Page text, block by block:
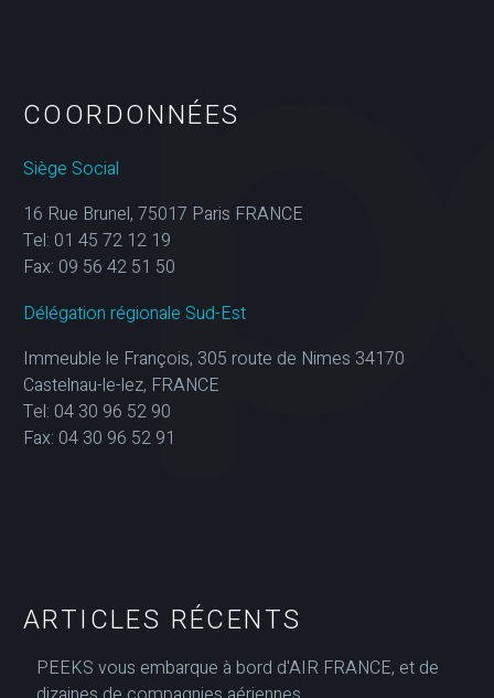
COORDONNÉES
Siège Social
16 Rue Brunel, 75017 Paris FRANCE
Tel: 01 45 72 12 19
Fax: 09 56 42 51 50
Délégation régionale Sud-Est
Immeuble le François, 305 route de Nimes 34170
Castelnau-le-lez, FRANCE
Tel: 04 30 96 52 90
Fax: 04 30 96 52 91
ARTICLES RÉCENTS
PEEKS vous embarque à bord d'AIR FRANCE, et de